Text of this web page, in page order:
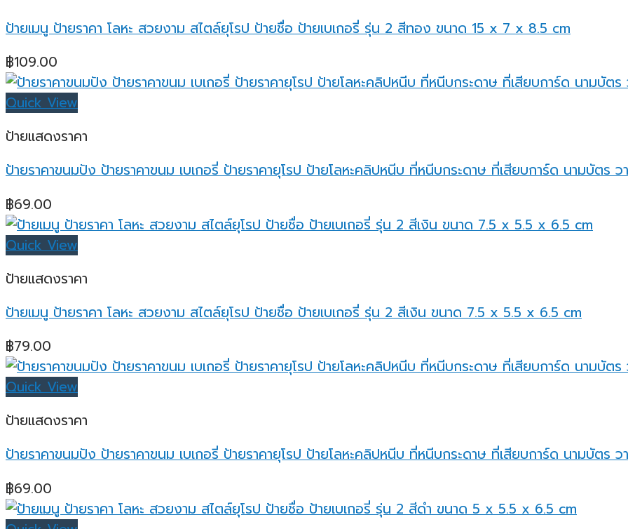
ป้ายเมนู ป้ายราคา โลหะ สวยงาม สไตล์ยุโรป ป้ายชื่อ ป้ายเบเกอรี่ รุ่น 2 สีทอง ขนาด 15 x 7 x 8.5 cm
฿109.00
Quick View
ป้ายแสดงราคา
ป้ายราคาขนมปัง ป้ายราคาขนม เบเกอรี่ ป้ายราคายุโรป ป้ายโลหะคลิปหนีบ ที่หนีบกระดาษ ที่เสียบการ์ด นามบัตร
฿69.00
Quick View
ป้ายแสดงราคา
ป้ายเมนู ป้ายราคา โลหะ สวยงาม สไตล์ยุโรป ป้ายชื่อ ป้ายเบเกอรี่ รุ่น 2 สีเงิน ขนาด 7.5 x 5.5 x 6.5 cm
฿79.00
Quick View
ป้ายแสดงราคา
ป้ายราคาขนมปัง ป้ายราคาขนม เบเกอรี่ ป้ายราคายุโรป ป้ายโลหะคลิปหนีบ ที่หนีบกระดาษ ที่เสียบการ์ด นามบัตร
฿69.00